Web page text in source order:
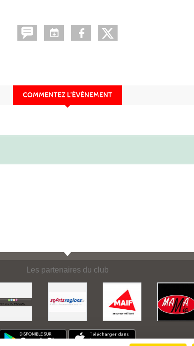
COMMENTEZ L’ÉVÈNEMENT
Les partenaires du club